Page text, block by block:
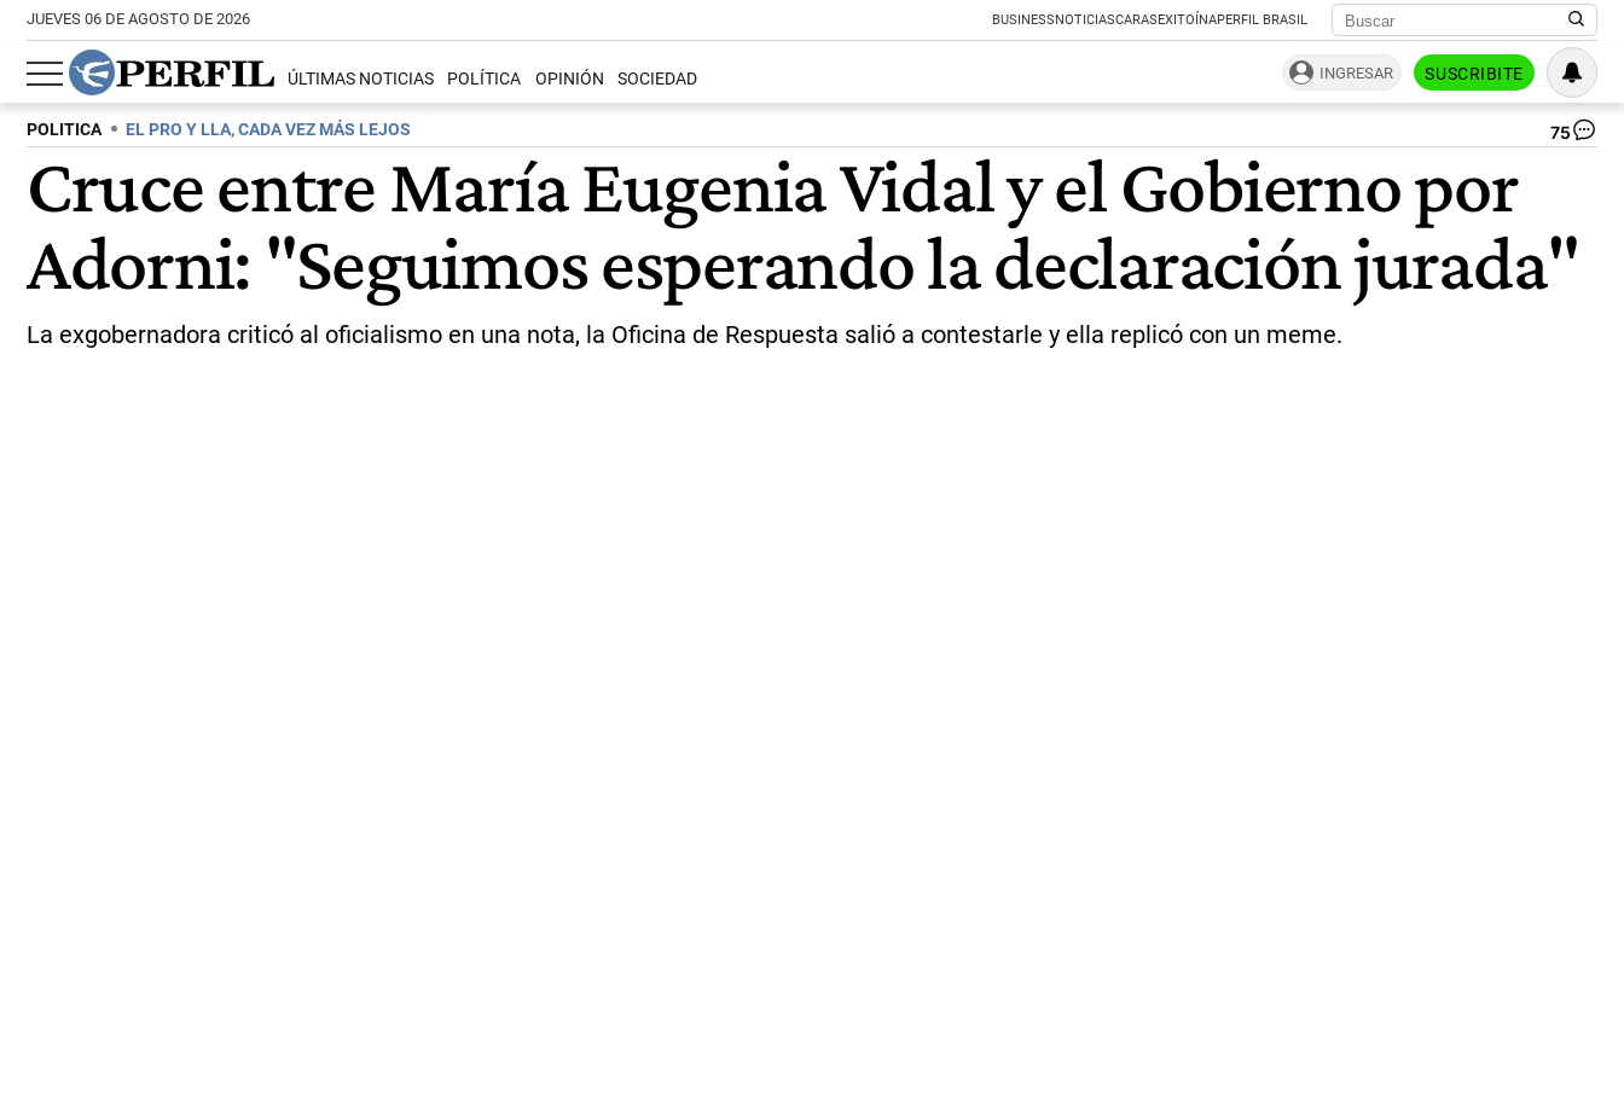
JUEVES 06 DE AGOSTO DE 2026 BUSINESSNOTICIASCARASEXITOÍNAPERFIL BRASIL
ÚLTIMAS NOTICIAS POLÍTICA OPINIÓN SOCIEDAD INGRESAR SUSCRIBITE
POLITICA EL PRO Y LLA, CADA VEZ MÁS LEJOS 75
Cruce entre María Eugenia Vidal y el Gobierno por
Adorni: "Seguimos esperando la declaración jurada"
La exgobernadora criticó al oficialismo en una nota, la Oficina de Respuesta salió a contestarle y ella replicó con un meme.